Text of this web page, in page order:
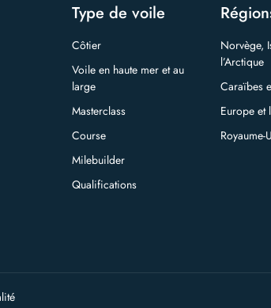
Type de voile
Côtier
Voile en haute mer et au
large
Masterclass
Course
Milebuilder
Qualifications
Norvège,
l’Arctique
Caraïbes
Europe et